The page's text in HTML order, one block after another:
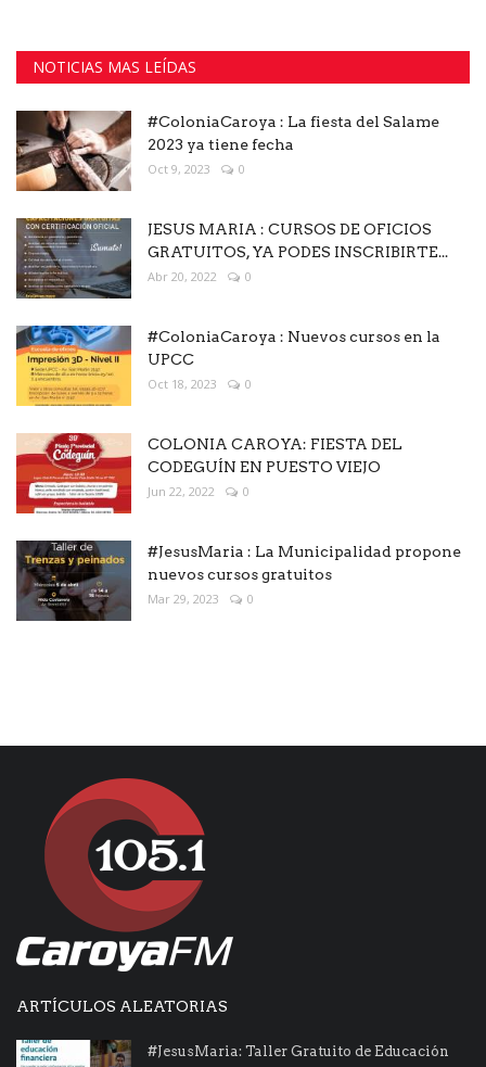
NOTICIAS MAS LEÍDAS
#ColoniaCaroya : La fiesta del Salame
2023 ya tiene fecha
Oct 9, 2023 0
JESUS MARIA : CURSOS DE OFICIOS
GRATUITOS, YA PODES INSCRIBIRTE...
Abr 20, 2022 0
#ColoniaCaroya : Nuevos cursos en la
UPCC
Oct 18, 2023 0
COLONIA CAROYA: FIESTA DEL
CODEGUÍN EN PUESTO VIEJO
Jun 22, 2022 0
#JesusMaria : La Municipalidad propone
nuevos cursos gratuitos
Mar 29, 2023 0
ARTÍCULOS ALEATORIAS
#JesusMaria: Taller Gratuito de Educación